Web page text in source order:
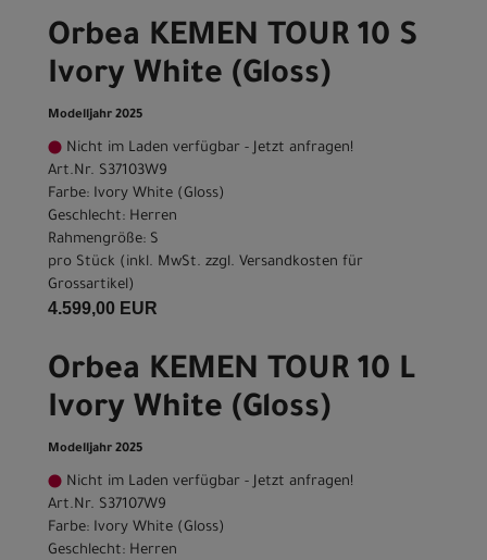
Orbea KEMEN TOUR 10 S
Ivory White (Gloss)
Modelljahr 2025
Nicht im Laden verfügbar - Jetzt anfragen!
Art.Nr. S37103W9
Farbe: Ivory White (Gloss)
Geschlecht: Herren
Rahmengröße: S
pro Stück (inkl. MwSt. zzgl. Versandkosten für
Grossartikel )
4.599,00 EUR
Orbea KEMEN TOUR 10 L
Ivory White (Gloss)
Modelljahr 2025
Nicht im Laden verfügbar - Jetzt anfragen!
Art.Nr. S37107W9
Farbe: Ivory White (Gloss)
Geschlecht: Herren